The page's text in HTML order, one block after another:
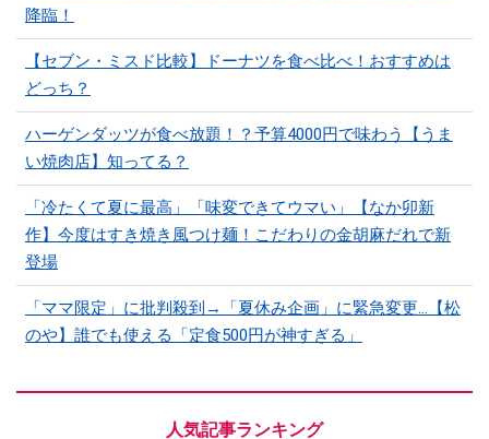
降臨！
【セブン・ミスド比較】ドーナツを食べ比べ！おすすめは
どっち？
ハーゲンダッツが食べ放題！？予算4000円で味わう【うま
い焼肉店】知ってる？
「冷たくて夏に最高」「味変できてウマい」【なか卯新
作】今度はすき焼き風つけ麺！こだわりの金胡麻だれで新
登場
「ママ限定」に批判殺到→「夏休み企画」に緊急変更…【松
のや】誰でも使える「定食500円が神すぎる」